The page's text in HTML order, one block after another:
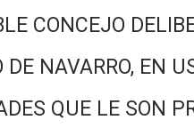
CONCEJO
DE NAVARRO, EN
QUE LE SON